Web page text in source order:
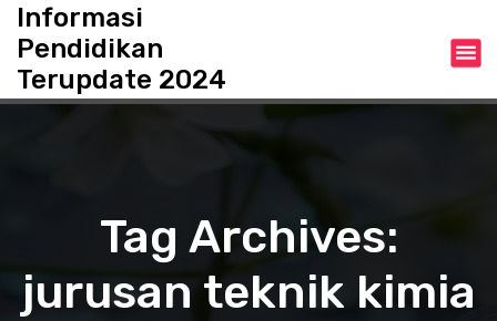
t
Informasi
Pendidikan
Terupdate 2024
Tag Archives:
jurusan teknik kimia